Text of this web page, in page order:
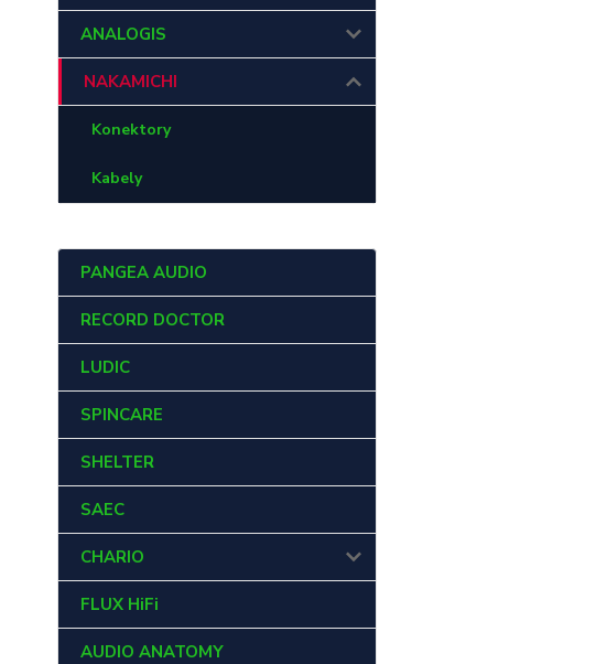
ANALOGIS
NAKAMICHI
Konektory
Kabely
PANGEA AUDIO
RECORD DOCTOR
LUDIC
SPINCARE
SHELTER
SAEC
CHARIO
FLUX HiFi
AUDIO ANATOMY